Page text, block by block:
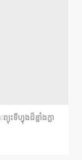
ទីហ្វុងដ៏ខ្លាំងក្លា